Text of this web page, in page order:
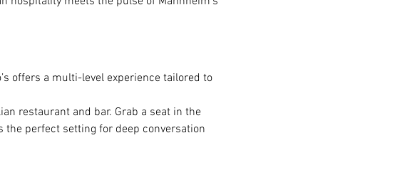
offers a multi-level experience tailored to
restaurant and bar. Grab a seat in the
the perfect setting for deep conversation